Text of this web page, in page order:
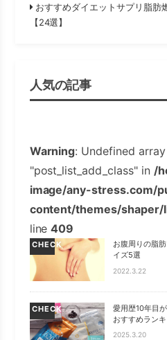
おすすめダイエットサプリ脂肪
【24選】
人気の記事
Warning: Undefined
"post_list_add_class" in/
image/any-stress.com/
content/themes/
line409
CHECK
お腹周りの脂
イズ5選
2022.3.22
CHECK
愛用歴10年目
おすすめラン
2025.3.20